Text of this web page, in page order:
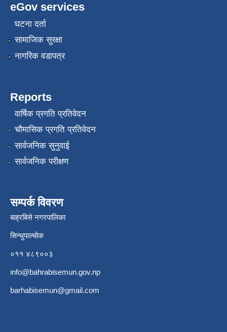
eGov services
घटना दर्ता
सामाजिक सुरक्षा
नागरिक वडापत्र
Reports
वार्षिक प्रगति प्रतिवेदन
चौमासिक प्रगति प्रतिवेदन
सार्वजनिक सुनुवाई
सार्वजनिक परीक्षण
सम्पर्क विवरण
बाह्रबिसे नगरपालिका
सिन्धुपाल्चोक
०११ ४८९००३
info@bahrabisemun.gov.np
barhabisemun@gmail.com